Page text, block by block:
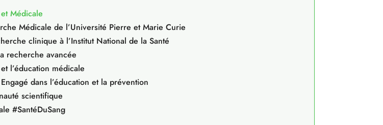
Médicale
Médicale de l’Université Pierre et Marie Curie
clinique à l’Institut National de la Santé
recherche avancée
l’éducation médicale
dans l’éducation et la prévention
scientifique
#SantéDuSang